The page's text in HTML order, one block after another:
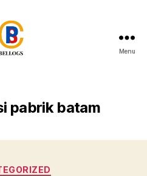
Customs
Clearance
Trucking
Moving
Menu
pabrik batam
Kategori